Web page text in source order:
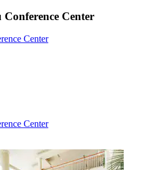
Center
Center
Center